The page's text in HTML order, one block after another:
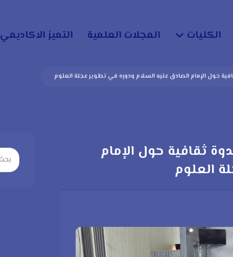
الكليات المجلات العلمية التميز الاكاديمي
حول الإمام الصادق عليه السلام ودوره في تطوير عجلة العلوم
ثقافية حول الإمام
العلوم